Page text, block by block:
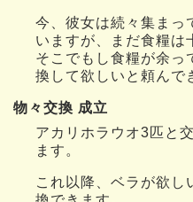
今、彼女は続々集まっ
いますが、まだ食糧は
そこでもし食糧が余っ
換して欲しいと頼んで
物々交換 成立
アカリホラウオ3匹と
ます。
これ以降、ベラが欲し